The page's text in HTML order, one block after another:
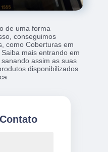
de uma forma
conseguimos
como Coberturas em
mais entrando em
assim as suas
disponibilizados